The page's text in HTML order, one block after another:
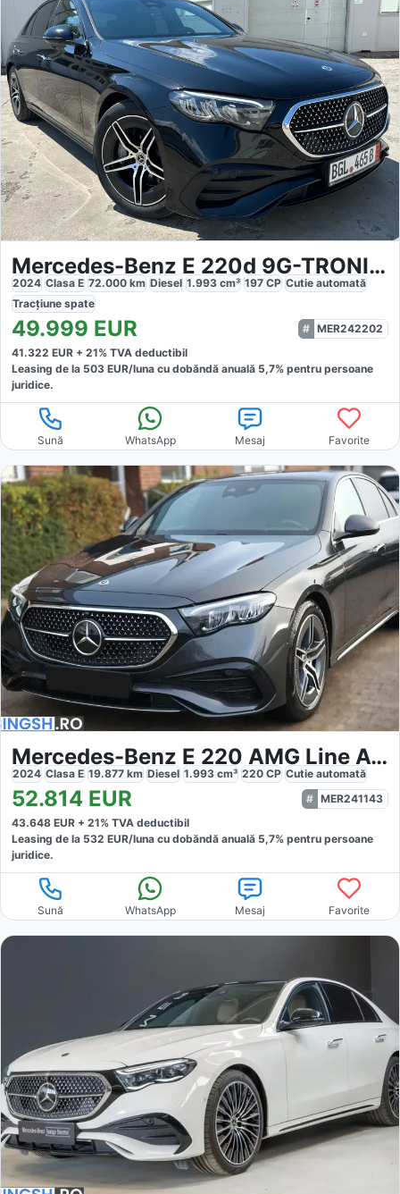
Mercedes-Benz E 220d 9G-TRONIC AMG Line
2024 Clasa E 72.000 km Diesel 1.993 cm³ 197 CP Cutie automată
Tracțiune spate
49.999 EUR
MER242202
41.322 EUR + 21% TVA deductibil
Leasing de la 503 EUR/luna cu dobăndă anuală 5,7% pentru persoane
juridice.
Sună WhatsApp Mesaj Favorite
Mercedes-Benz E 220 AMG Line Advanced
2024 Clasa E 19.877 km Diesel 1.993 cm³ 220 CP Cutie automată
52.814 EUR
MER241143
43.648 EUR + 21% TVA deductibil
Leasing de la 532 EUR/luna cu dobăndă anuală 5,7% pentru persoane
juridice.
Sună WhatsApp Mesaj Favorite